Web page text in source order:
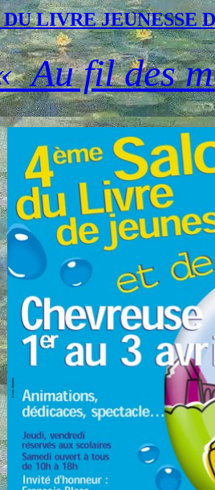
LIVRE JEUNESSE
Au fil des